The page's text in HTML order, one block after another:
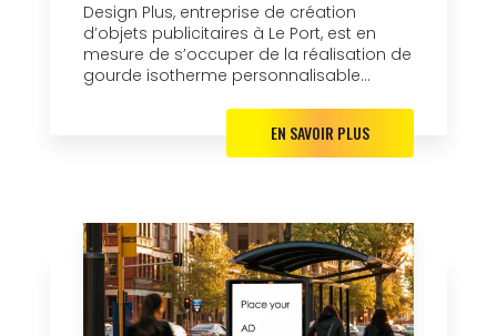
Design Plus, entreprise de création
d’objets publicitaires à Le Port, est en
mesure de s’occuper de la réalisation de
gourde isotherme personnalisable...
EN SAVOIR PLUS